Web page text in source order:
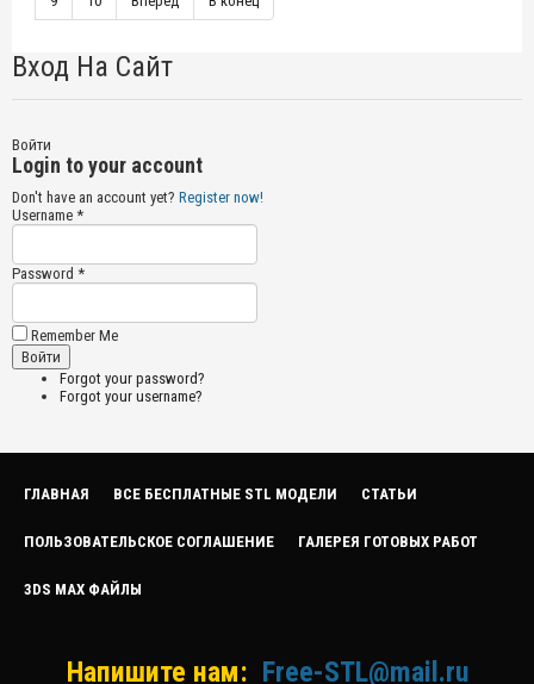
Вход На Сайт
Войти
Login to your account
Don't have an account yet? Register now!
Username *
Password *
Remember Me
Forgot your password?
Forgot your username?
ГЛАВНАЯ ВСЕ БЕСПЛАТНЫЕ STL МОДЕЛИ СТАТЬИ
ПОЛЬЗОВАТЕЛЬСКОЕ СОГЛАШЕНИЕ ГАЛЕРЕЯ ГОТОВЫХ РАБОТ
3DS MAX ФАЙЛЫ
Напишите нам: Free-STL@mail.ru